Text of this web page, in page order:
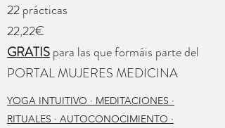
22 prácticas
22,22€
GRATISpara las que formáis parte del
PORTAL MUJERES MEDICINA
YOGA INTUITIVO · MEDITACIONES ·
RITUALES · AUTOCONOCIMIENTO ·